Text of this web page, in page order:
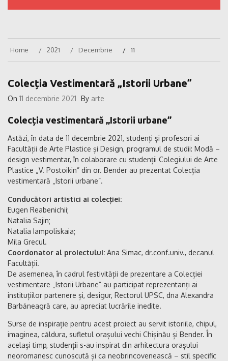
Home 2021 Decembrie 11
Colecția Vestimentară „Istorii Urbane”
On 11 decembrie 2021 By arte
Colecția vestimentară „Istorii urbane”
Astăzi, în data de 11 decembrie 2021, studenți și profesori ai
Facultății de Arte Plastice și Design, programul de studii: Modă –
design vestimentar, în colaborare cu studenții Colegiului de Arte
Plastice „V. Postoikin” din or. Bender au prezentat Colecția
vestimentară „Istorii urbane”.
Conducători artistici ai colecției:
Eugen Reabenichii;
Natalia Sajin;
Natalia Iampoliskaia;
Mila Grecul.
Coordonator al proiectului: Ana Simac, dr.conf.univ., decanul
Facultății.
De asemenea, în cadrul festivității de prezentare a Colecției
vestimentare „Istorii Urbane” au participat reprezentanți ai
instituțiilor partenere și, desigur, Rectorul UPSC, dna Alexandra
Barbăneagră care, au apreciat lucrările inedite.
Surse de inspirație pentru acest proiect au servit istoriile, chipul,
imaginea, căldura, sufletul orașului vechi Chișinău și Bender. În
același timp, studenții s-au inspirat din arhitectura orașului
neoromanesc cunoscută și ca neobrincovenească – stil specific